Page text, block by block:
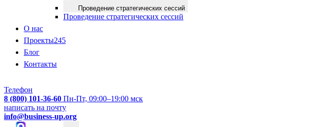
Проведение стратегических сессий
Проведение стратегических сессий
О нас
Проекты245
Блог
Контакты
Телефон
8 (800) 101-36-60 Пн-Пт, 09:00–19:00 мск
написать на почту
info@business-up.org